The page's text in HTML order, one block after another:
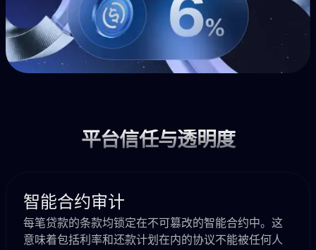
平台信任与透明度
智能合约审计
每笔贷款的条款均锁定在不可篡改的智能合约中。这
意味着包括利率和还款计划在内的协议不能被任何人